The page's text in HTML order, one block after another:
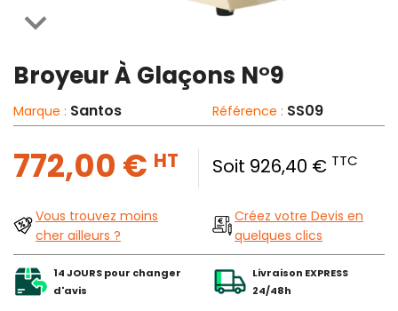

Broyeur À Glaçons N°9
Marque : Santos Référence : SS09
772,00 € HT Soit 926,40 € TTC
Vous trouvez moins
cher ailleurs ?
Créez votre Devis en
quelques clics
14 JOURS pour changer
d'avis
Livraison EXPRESS
24/48h